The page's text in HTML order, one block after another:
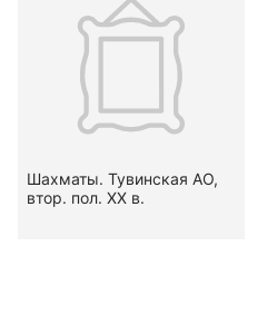
Шахматы. Тувинская АО,
втор. пол. XX в.